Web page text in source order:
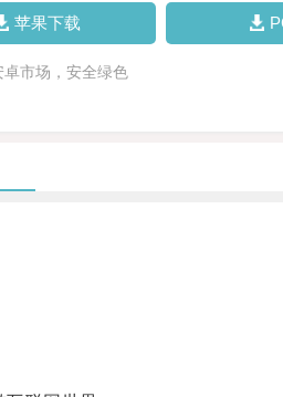
苹果下载
卓市场，安全绿色